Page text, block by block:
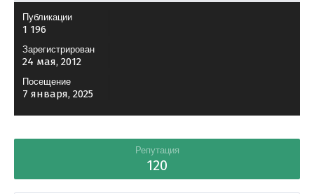
Публикации
1 196
Зарегистрирован
24 мая, 2012
Посещение
7 января, 2025
Репутация
120